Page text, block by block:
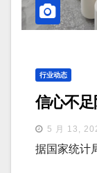
行业动态
信心不
5 月 13,
据国家统计